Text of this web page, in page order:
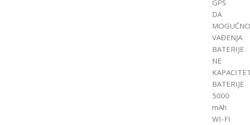
GPS
DA
VAĐENJA
BATERIJE
NE
BATERIJE
5000
mAh
WI-FI